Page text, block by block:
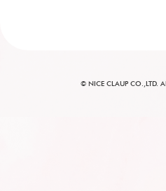
© NICE CLAUP CO.,LTD.